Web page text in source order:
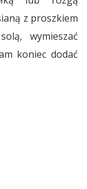
z proszkiem
wymieszać
koniec dodać